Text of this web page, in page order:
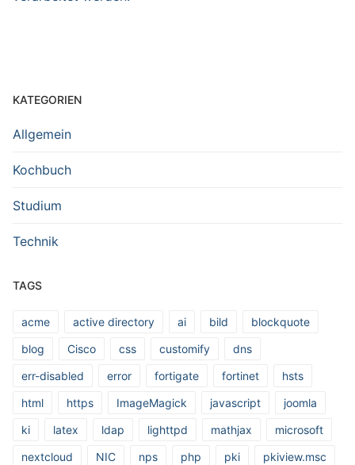
KATEGORIEN
Allgemein
Kochbuch
Studium
Technik
TAGS
acme active directory ai bild
blockquote
blog
Cisco css customify
dns
err-disabled
error fortigate fortinet
hsts
html
https ImageMagick javascript
joomla
ki
latex ldap lighttpd mathjax
microsoft
nextcloud
NIC nps php pki
pkiview.msc